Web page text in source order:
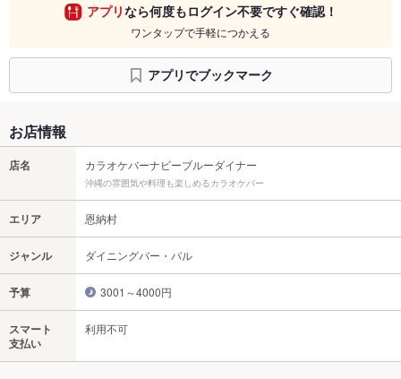
アプリなら何度もログイン不要ですぐ確認！
ワンタップで手軽につかえる
アプリでブックマーク
お店情報
店名 カラオケバーナビーブルーダイナー
沖縄の雰囲気や料理も楽しめるカラオケバー
エリア 恩納村
ジャンル ダイニングバー・バル
予算 3001～4000円
スマート
支払い
利用不可